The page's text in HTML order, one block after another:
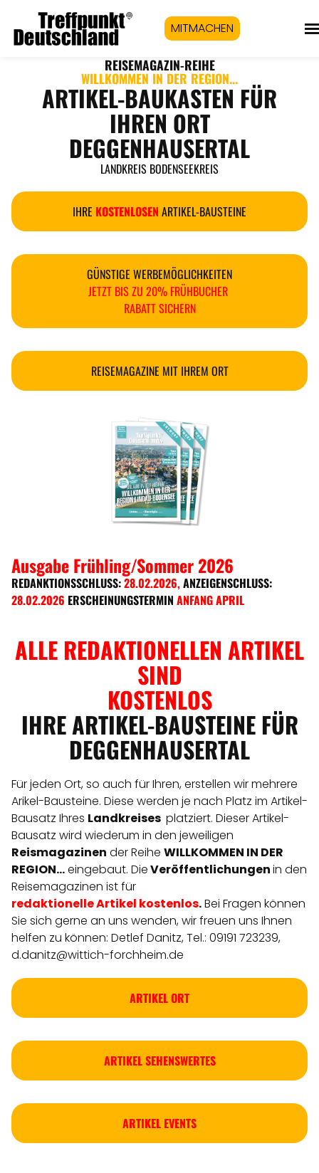
MITMACHEN
REISEMAGAZIN-REIHE
WILLKOMMEN IN DER REGION...
ARTIKEL-BAUKASTEN FÜR
IHREN ORT
DEGGENHAUSERTAL
LANDKREIS BODENSEEKREIS
IHRE KOSTENLOSEN ARTIKEL-BAUSTEINE
GÜNSTIGE WERBEMÖGLICHKEITEN
JETZT BIS ZU 20% FRÜHBUCHER
RABATT SICHERN
REISEMAGAZINE MIT IHREM ORT
Ausgabe Frühling/Sommer 2026
REDANKTIONSSCHLUSS:28.02.2026,ANZEIGENSCHLUSS:
28.02.2026 ERSCHEINUNGSTERMIN ANFANG APRIL
ALLE REDAKTIONELLEN ARTIKEL
SIND
KOSTENLOS
IHRE ARTIKEL-BAUSTEINE FÜR
DEGGENHAUSERTAL
Für jeden Ort, so auch für Ihren, erstellen wir mehrere
Arikel-Bausteine. Diese werden je nach Platz im Artikel-
Bausatz Ihres Landkreises platziert. Dieser Artikel-
Bausatz wird wiederum in den jeweiligen
Reismagazinen der Reihe WILLKOMMEN IN DER
REGION...eingebaut. DieVeröffentlichungenin den
Reisemagazinen ist für
redaktionelleArtikel kostenlos.Bei Fragen können
Sie sich gerne an uns wenden, wir freuen uns Ihnen
helfen zu können: Detlef Danitz, Tel.: 09191 723239,
d.danitz@wittich-forchheim.de
ARTIKEL ORT
ARTIKEL SEHENSWERTES
ARTIKEL EVENTS